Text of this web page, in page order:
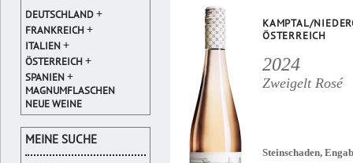
KAMPTAL/
ÖSTERREICH
2024
Zweigelt Rosé
Steinschaden,
DEUTSCHLAND+
FRANKREICH+
ITALIEN+
ÖSTERREICH+
SPANIEN+
MAGNUMFLASCHEN
NEUE WEINE
MEINE SUCHE